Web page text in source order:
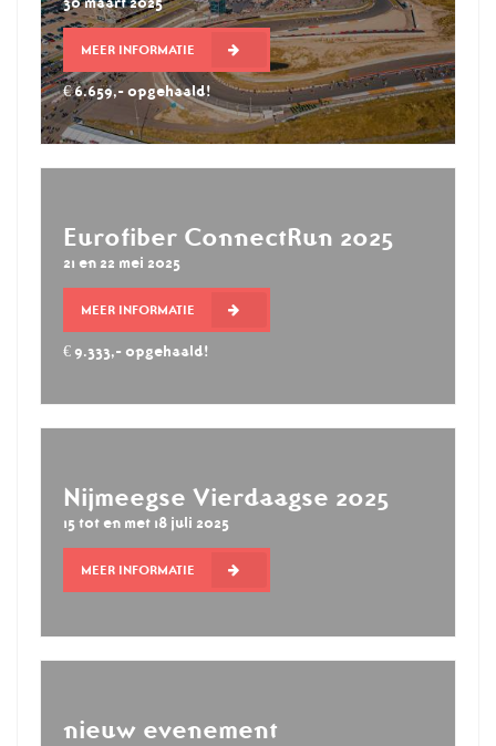
MEER INFORMATIE
€ 6.659,- opgehaald!
Eurofiber ConnectRun 2025
21 en 22 mei 2025
MEER INFORMATIE
€ 9.333,- opgehaald!
Nijmeegse Vierdaagse 2025
15 tot en met 18 juli 2025
MEER INFORMATIE
nieuw evenement